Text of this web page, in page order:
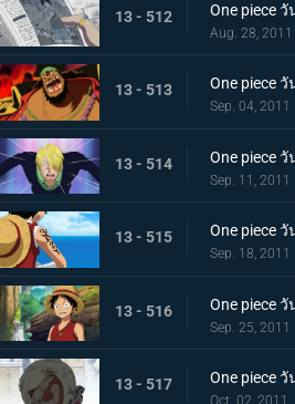
13 - 512
Aug. 28, 2011
13 - 513
Sep. 04, 2011
13 - 514
Sep. 11, 2011
13 - 515
Sep. 18, 2011
13 - 516
Sep. 25, 2011
13 - 517